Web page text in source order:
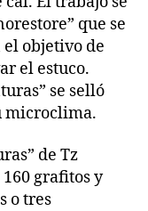
que se
el objetivo de
el estuco.
se selló
microclima.
de Tz
grafitos y
o tres